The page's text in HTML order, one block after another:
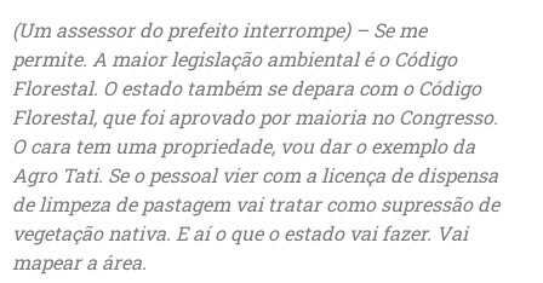
(Um assessor do prefeito interrompe) – Se me
permite. A maior legislação ambiental é o Código
Florestal. O estado também se depara com o Código
Florestal, que foi aprovado por maioria no Congresso.
O cara tem uma propriedade, vou dar o exemplo da
Agro Tati. Se o pessoal vier com a licença de dispensa
de limpeza de pastagem vai tratar como supressão de
vegetação nativa. E aí o que o estado vai fazer. Vai
mapear a área.